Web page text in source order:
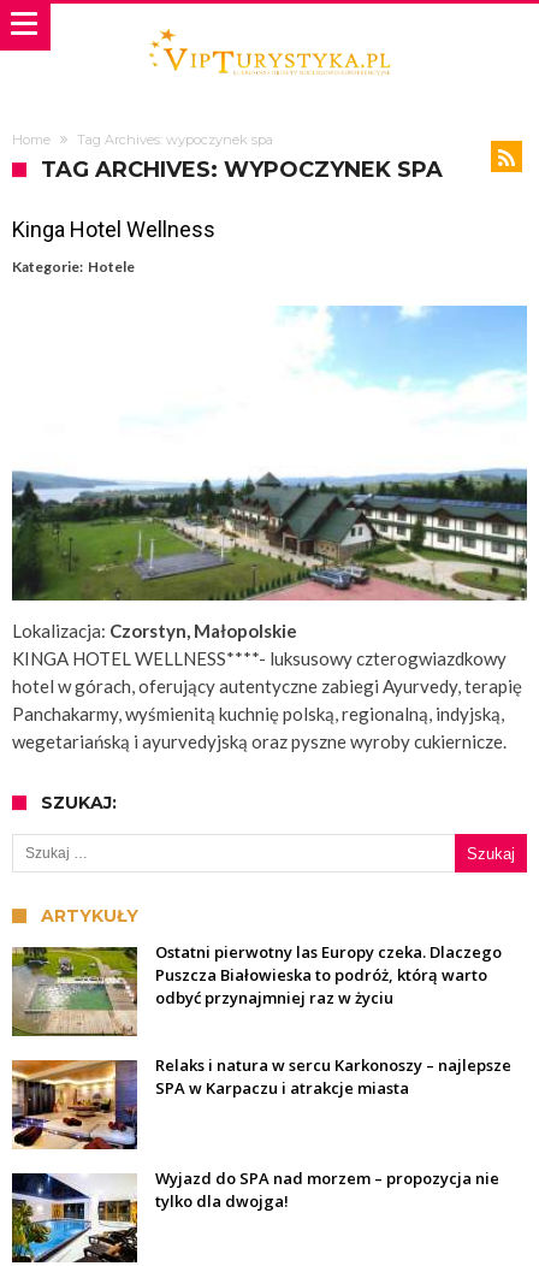
Home Tag Archives: wypoczynek spa
TAG ARCHIVES: WYPOCZYNEK SPA
Kinga Hotel Wellness
Kategorie: Hotele
Lokalizacja: Czorstyn, Małopolskie
KINGA HOTEL WELLNESS****- luksusowy czterogwiazdkowy
hotel w górach, oferujący autentyczne zabiegi Ayurvedy, terapię
Panchakarmy, wyśmienitą kuchnię polską, regionalną, indyjską,
wegetariańską i ayurvedyjską oraz pyszne wyroby cukiernicze.
SZUKAJ:
Szukaj:
ARTYKUŁY
Ostatni pierwotny las Europy czeka. Dlaczego
Puszcza Białowieska to podróż, którą warto
odbyć przynajmniej raz w życiu
Relaks i natura w sercu Karkonoszy – najlepsze
SPA w Karpaczu i atrakcje miasta
Wyjazd do SPA nad morzem – propozycja nie
tylko dla dwojga!